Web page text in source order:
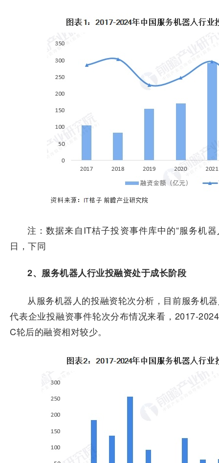
注：数据来自IT桔子投资事件库中的“服务机
日，下同
2、服务机器人行业投融资处于成长阶段
从服务机器人的投融资轮次分析，目前服务机
代表企业投融资事件轮次分布情况来看，2017-
C轮后的融资相对较少。